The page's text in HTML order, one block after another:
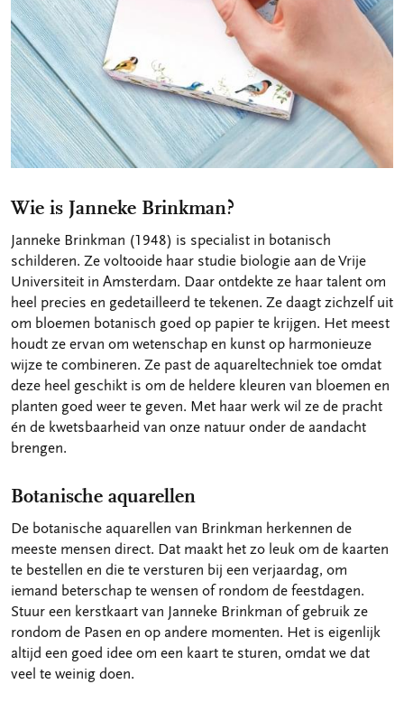
Wie is Janneke Brinkman?
Janneke Brinkman (1948) is specialist in botanisch
schilderen. Ze voltooide haar studie biologie aan de Vrije
Universiteit in Amsterdam. Daar ontdekte ze haar talent om
heel precies en gedetailleerd te tekenen. Ze daagt zichzelf uit
om bloemen botanisch goed op papier te krijgen. Het meest
houdt ze ervan om wetenschap en kunst op harmonieuze
wijze te combineren. Ze past de aquareltechniek toe omdat
deze heel geschikt is om de heldere kleuren van bloemen en
planten goed weer te geven. Met haar werk wil ze de pracht
én de kwetsbaarheid van onze natuur onder de aandacht
brengen.
Botanische aquarellen
De botanische aquarellen van Brinkman herkennen de
meeste mensen direct. Dat maakt het zo leuk om de kaarten
te bestellen en die te versturen bij een verjaardag, om
iemand beterschap te wensen of rondom de feestdagen.
Stuur een kerstkaart van Janneke Brinkman of gebruik ze
rondom de Pasen en op andere momenten. Het is eigenlijk
altijd een goed idee om een kaart te sturen, omdat we dat
veel te weinig doen.